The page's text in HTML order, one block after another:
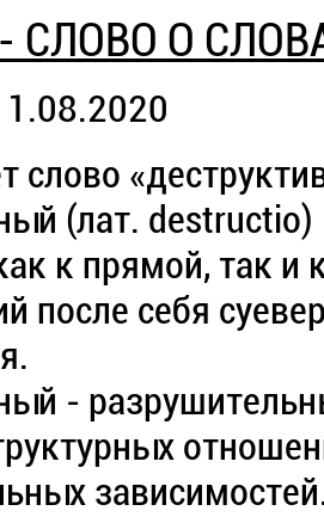
СЛОВО О
слово
(лат.
к прямой, так
после себя
-